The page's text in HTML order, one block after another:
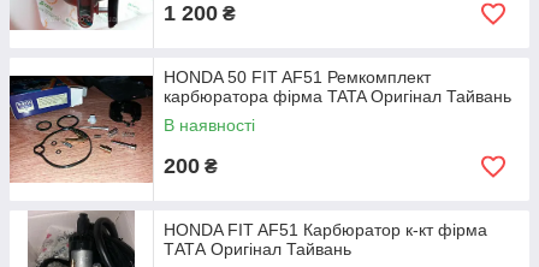
1 200 ₴
HONDA 50 FIT AF51 Ремкомплект
карбюратора фірма TATA Оригінал Тайвань
В наявності
200 ₴
HONDA FIT AF51 Карбюратор к-кт фірма
ТАТА Оригінал Тайвань